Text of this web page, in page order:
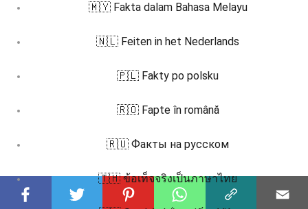
🇲🇾 Fakta dalam Bahasa Melayu
🇳🇱 Feiten in het Nederlands
🇵🇱 Fakty po polsku
🇷🇴 Fapte în română
🇷🇺 Факты на русском
🇹🇭 ข้อเท็จจริงเป็นภาษาไทย